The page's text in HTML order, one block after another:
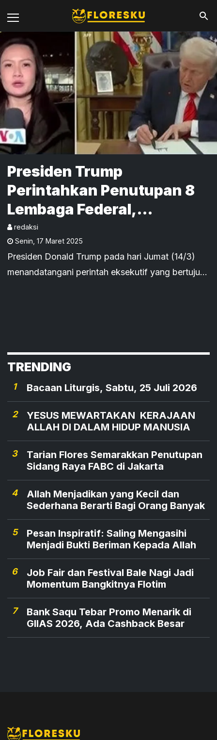
Presiden Trump
Perintahkan Penutupan 8
Lembaga Federal,
Termasuk 'Voice of
America'
redaksi
Senin 17 Maret 2025
Presiden Donald Trump pada hari Jumat (14/3)
menandatangani perintah eksekutif yang bertujuan
TRENDING
1 Bacaan Liturgis, Sabtu, 25 Juli 2026
2
YESUS MEWARTAKAN KERAJAAN
ALLAH DI DALAM HIDUP MANUSIA
3
Tarian Flores Semarakkan Penutupan
Sidang Raya FABC di Jakarta
4
Allah Menjadikan yang Kecil dan
Sederhana Berarti Bagi Orang Banyak
5
Pesan Inspiratif: Saling Mengasihi
Menjadi Bukti Beriman Kepada Allah
6
Job Fair dan Festival Bale Nagi Jadi
Momentum Bangkitnya Flotim
7
Bank Saqu Tebar Promo Menarik di
GIIAS 2026, Ada Cashback Besar